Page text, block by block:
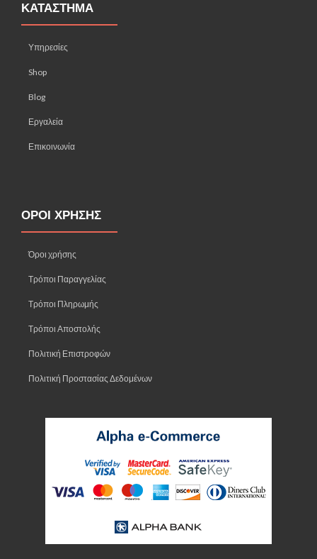
ΚΑΤΑΣΤΗΜΑ
Υπηρεσίες
Shop
Blog
Εργαλεία
Επικοινωνία
ΟΡΟΙ ΧΡΗΣΗΣ
Όροι χρήσης
Τρόποι Παραγγελίας
Τρόποι Πληρωμής
Τρόποι Αποστολής
Πολιτική Επιστροφών
Πολιτική Προστασίας Δεδομένων